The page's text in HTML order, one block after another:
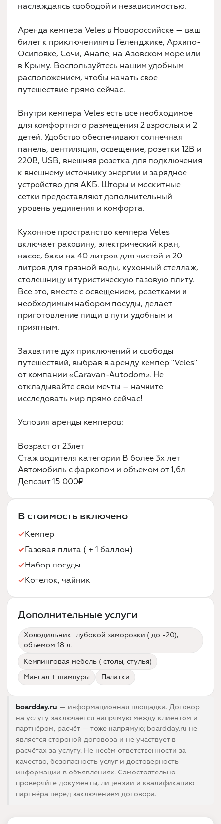
наслаждаясь свободой и независимостью.
Аренда кемпера Veles в Новороссийске — ваш
билет к приключениям в Геленджике, Архипо-
Осиповке, Сочи, Анапе, на Азовском море или
в Крыму. Воспользуйтесь нашим удобным
расположением, чтобы начать свое
путешествие прямо сейчас.
Внутри кемпера Veles есть все необходимое
для комфортного размещения 2 взрослых и 2
детей. Удобство обеспечивают солнечная
панель, вентиляция, освещение, розетки 12В и
220В, USB, внешняя розетка для подключения
к внешнему источнику энергии и зарядное
устройство для АКБ. Шторы и москитные
сетки предоставляют дополнительный
уровень уединения и комфорта.
Кухонное пространство кемпера Veles
включает раковину, электрический кран,
насос, баки на 40 литров для чистой и 20
литров для грязной воды, кухонный стеллаж,
столешницу и туристическую газовую плиту.
Все это, вместе с освещением, розетками и
необходимым набором посуды, делает
приготовление пищи в пути удобным и
приятным.
Захватите дух приключений и свободы
путешествий, выбрав в аренду кемпер "Veles"
от компании «Caravan-Autodom». Не
откладывайте свои мечты – начните
исследовать мир прямо сейчас!
Условия аренды кемперов:
Возраст от 23лет
Стаж водителя категории В более 3х лет
Автомобиль с фаркопом и объемом от 1,6л
Депозит 15 000₽
В стоимость включено
Кемпер
Газовая плита ( + 1 баллон)
Набор посуды
Котелок, чайник
Дополнительные услуги
Холодильник глубокой заморозки ( до -20),
объемом 18 л.
Кемпинговая мебель ( столы, стулья)
Мангал + шампуры
Палатки
boardday.ru — информационная площадка. Договор
на услугу заключается напрямую между клиентом и
партнёром, расчёт — тоже напрямую; boardday.ru не
является стороной договора и не участвует в
расчётах за услугу. Не несём ответственности за
качество, безопасность услуг и достоверность
информации в объявлениях. Самостоятельно
проверяйте документы, лицензии и квалификацию
партнёра перед заключением договора.